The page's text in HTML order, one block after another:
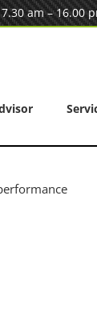
am – 16.00